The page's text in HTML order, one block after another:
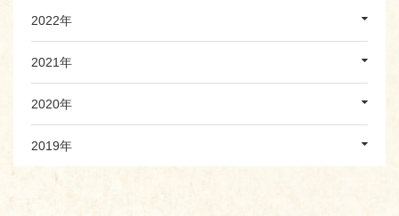
2022年
2021年
2020年
2019年